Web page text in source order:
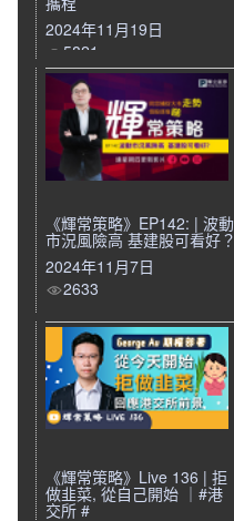
2024年11月19日
5821
《輝常策略》EP142: | 波動
市況風險高 基建股可看好？
2024年11月7日
2633
《輝常策略》Live 136 | 拒
做韭菜, 從自己開始 ｜#港
交所 #